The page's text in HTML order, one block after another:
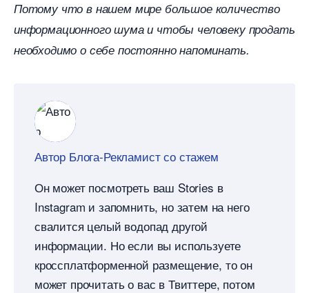
Потому что в нашем мире большое количество
информационного шума и чтобы человеку продать
необходимо о себе постоянно напоминать.
Автор Блога-Рекламист со стажем
Он может посмотреть ваш Stories
Instagram и запомнить, но затем на него
свалится целый водопад другой
информации. Но если вы используете
кроссплатформенной размещение, то он
может прочитать о вас в Твиттере, потом